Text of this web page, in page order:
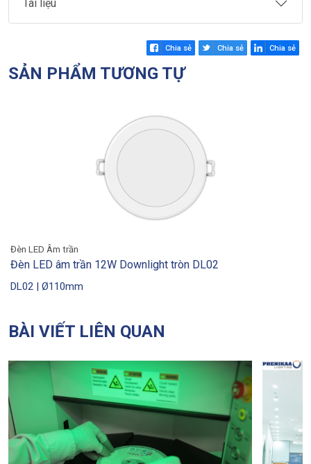
Tài liệu
Chia sẻ Chia sẻ Chia sẻ
SẢN PHẨM TƯƠNG TỰ
Đèn LED Âm trần
Đèn LED âm trần 12W Downlight tròn DL02
DL02 | Ø110mm
BÀI VIẾT LIÊN QUAN